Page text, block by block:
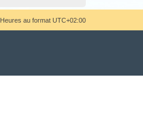
Heures au format UTC+02:00